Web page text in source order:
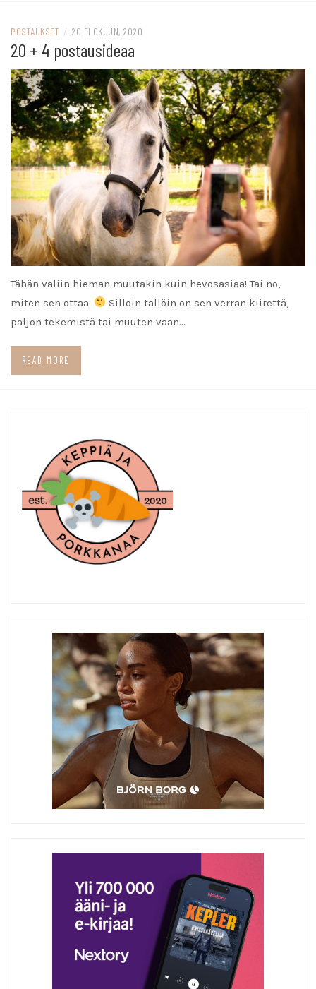
POSTAUKSET / 20 ELOKUUN, 2020
20 + 4 postausideaa
Tähän väliin hieman muutakin kuin hevosasiaa! Tai no,
miten sen ottaa.
Silloin tällöin on sen verran kiirettä,
paljon tekemistä tai muuten vaan…
READ MORE